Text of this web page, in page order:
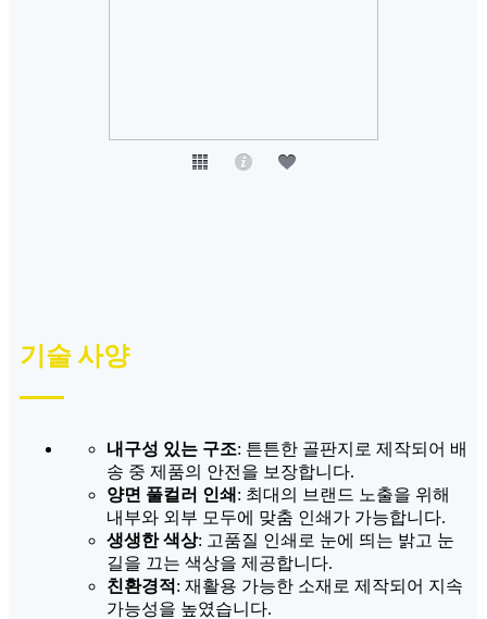
기술 사양
내구성 있는 구조: 튼튼한 골판지로 제작되어 배
송 중 제품의 안전을 보장합니다.
양면 풀컬러 인쇄 : 최대의 브랜드 노출을 위해
내부와 외부 모두에 맞춤 인쇄가 가능합니다.
생생한 색상: 고품질 인쇄로 눈에 띄는 밝고 눈
길을 끄는 색상을 제공합니다.
친환경적 : 재활용 가능한 소재로 제작되어 지속
가능성을 높였습니다.